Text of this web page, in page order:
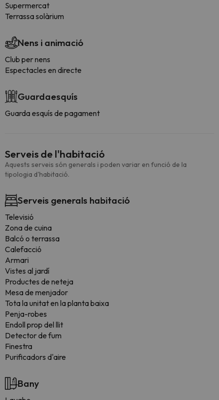
Supermercat
Terrassa solàrium
Nens i animació
Club per nens
Espectacles en directe
Guardaesquís
Guarda esquís de pagament
Serveis de l'habitació
Aquests serveis són generals i poden variar en funció de la
tipologia d'habitació.
Serveis generals habitació
Televisió
Zona de cuina
Balcó o terrassa
Calefacció
Armari
Vistes al jardí
Productes de neteja
Mesa de menjador
Tota la unitat en la planta baixa
Penja-robes
Endoll prop del llit
Detector de fum
Finestra
Purificadors d'aire
Bany